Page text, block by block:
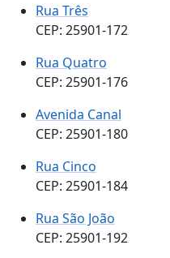
Rua Três
CEP: 25901-172
Rua Quatro
CEP: 25901-176
Avenida Canal
CEP: 25901-180
Rua Cinco
CEP: 25901-184
Rua São João
CEP: 25901-192